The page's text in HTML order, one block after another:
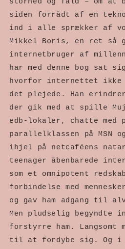
storhed og fald – om at
siden forrådt af en
ind i alle sprækker af
Mikkel Boris, en ret så
internetbruger af
har med denne bog sat
hvorfor internettet ikke
det plejede. Han
der gik med at spille
edb-lokaler, chatte med
parallelklassen på MSN
ihjel på netcaféens
teenager åbenbarede
som et omnipotent
forbindelse med
og gav ham adgang til
Men pludselig begyndte
forstyrre ham. Langsomt
til at fordybe sig. Og i